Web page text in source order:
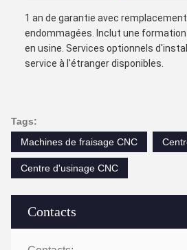
Contacts
1 an de garantie avec
endommagées. Inclut une
en usine. Services optionnels
service à l'étranger disponibles.
Tags:
Machines de fraisage CNC
Centre d'usinage CNC